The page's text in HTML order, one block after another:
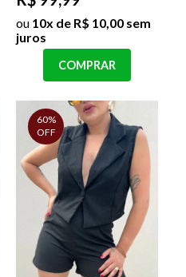
ou 10x de R$ 10,00 sem
juros
COMPRAR
60%
OFF